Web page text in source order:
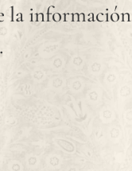
la información